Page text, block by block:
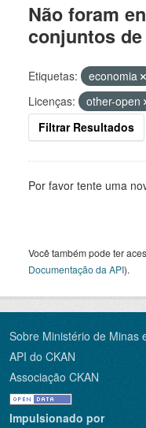
Não foram
conjuntos
Etiquetas: economia
Licenças:
other-open
Filtrar Resultados
Por favor tente uma
Você também pode ter
Documentação da API).
Sobre Ministério de Minas
API do CKAN
Associação CKAN
Impulsionado por